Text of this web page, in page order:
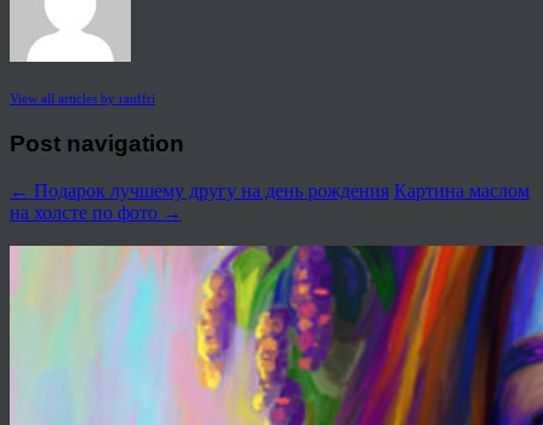
View all articles by rauffri
Post navigation
← Подарок лучшему другу на день рождения Картина маслом
на холсте по фото →